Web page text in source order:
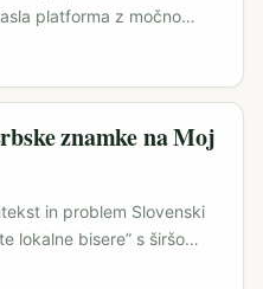
platforma z močno
ustvarjalec iz Slovenije
glas, kredibilnost
vsebino monetiziraš
ali distribucije. ...
znamke na Moj
in problem Slovenski
lokalne bisere” s širšo